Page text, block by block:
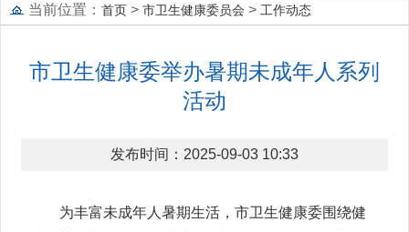
当前位置： 首页 > 市卫生健康委员会 > 工作动态
市卫生健康委举办暑期未成年人系列
活动
发布时间：2025-09-03 10:33
为丰富未成年人暑期生活，市卫生健康委围绕健